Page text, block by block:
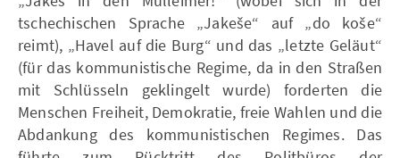
tschechischen Sprache „Jakeše“ auf „do koše“
reimt), „Havel auf die Burg“ und das „letzte Geläut“
(für das kommunistische Regime, da in den Straßen
mit Schlüsseln geklingelt wurde) forderten die
Menschen Freiheit, Demokratie, freie Wahlen und die
Abdankung des kommunistischen Regimes. Das